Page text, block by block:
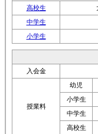
中学生
小学生
小学生
中学生
高校生